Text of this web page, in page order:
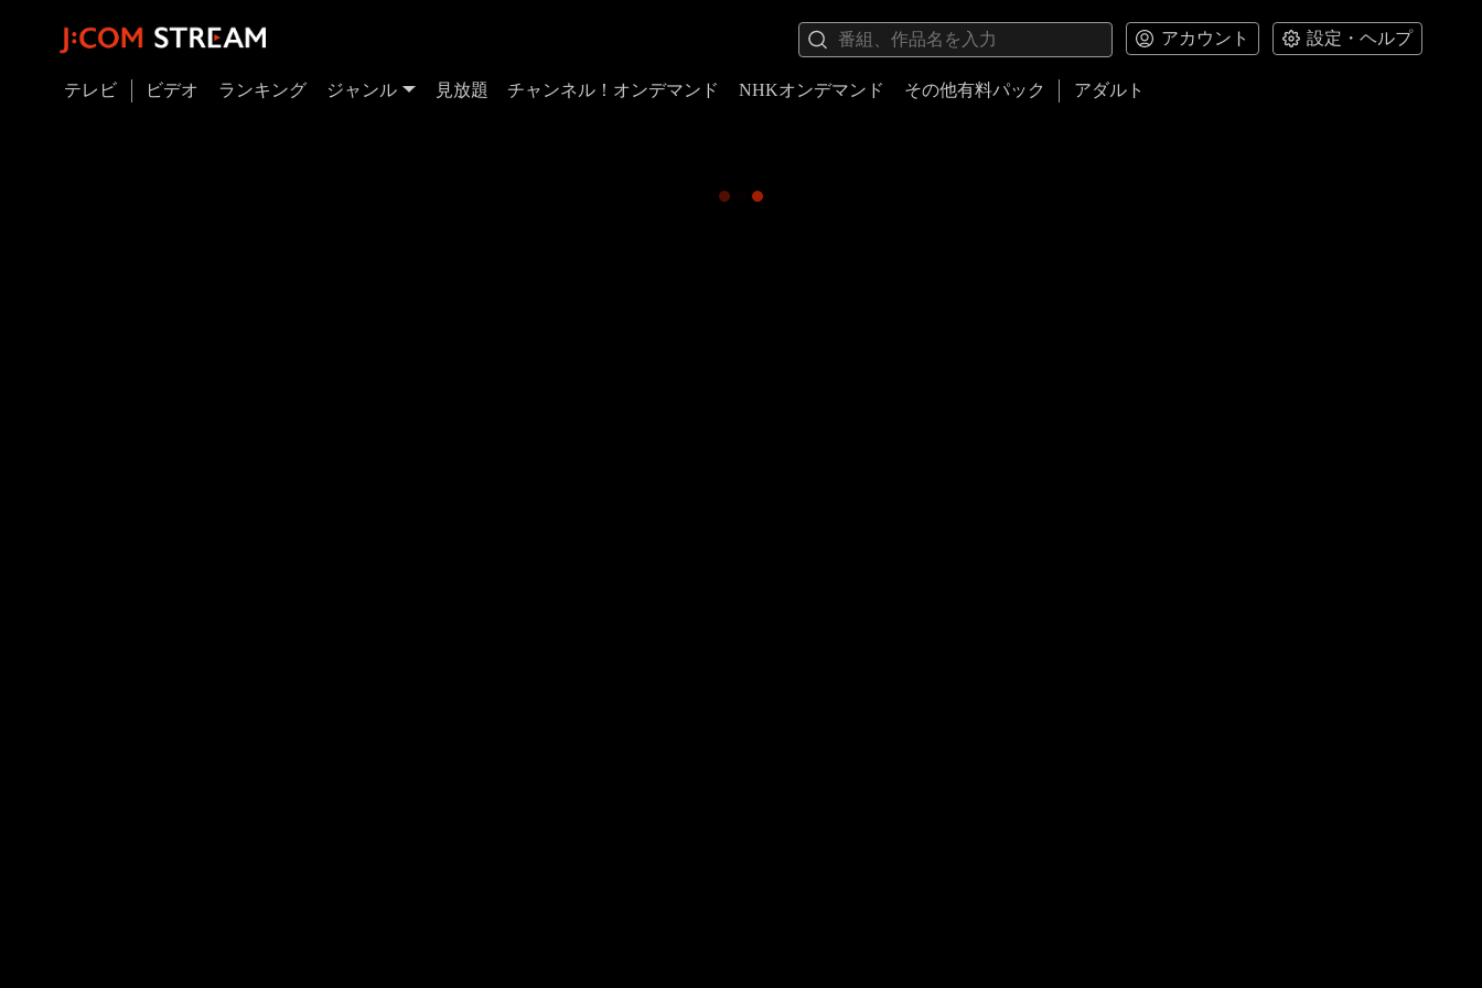
アカウント 設定・ヘルプ
テレビ ビデオ ランキング ジャンル 見放題 チャンネル！オンデマンド NHKオンデマンド その他有料パック アダルト